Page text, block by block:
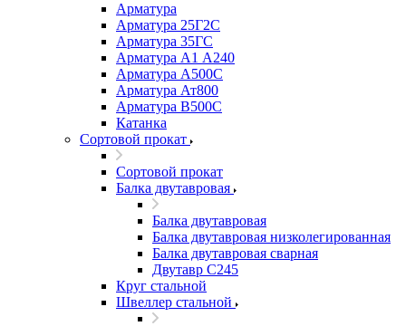
Арматура
Арматура 25Г2С
Арматура 35ГС
Арматура А1 А240
Арматура А500С
Арматура Ат800
Арматура В500С
Катанка
Сортовой прокат
Сортовой прокат
Балка двутавровая
Балка двутавровая
Балка двутавровая низколегированная
Балка двутавровая сварная
Двутавр С245
Круг стальной
Швеллер стальной